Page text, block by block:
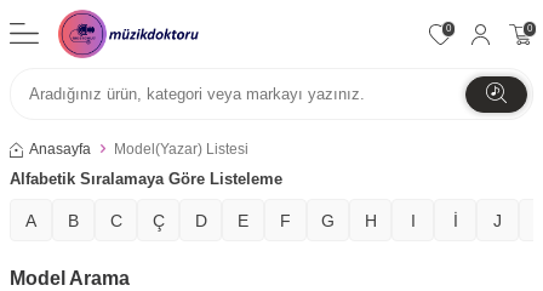
0 0
Anasayfa Model(Yazar) Listesi
Alfabetik Sıralamaya Göre Listeleme
A B C Ç D E F G H I İ J
Model Arama